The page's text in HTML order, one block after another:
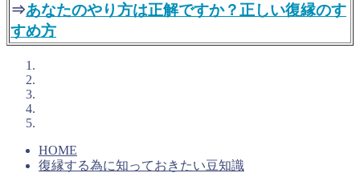
⇒あなたのやり方は正解ですか？正しい復縁のす
すめ方
HOME
復縁する為に知っておきたい豆知識